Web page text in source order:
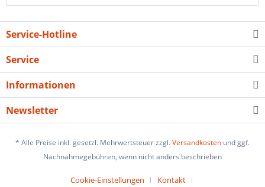
Service-Hotline
Service
Informationen
Newsletter
* Alle Preise inkl. gesetzl. Mehrwertsteuer zzgl.Versandkosten und ggf.
Nachnahmegebühren, wenn nicht anders beschrieben
Cookie-Einstellungen Kontakt